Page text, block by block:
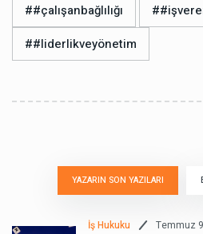
##çalışanbağlılığı
##liderlikveyönetim
YAZARIN SON YAZILARI
İş Hukuku Temmuz